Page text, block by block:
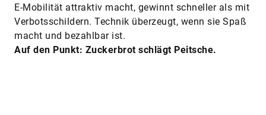
E-Mobilität attraktiv macht, gewinnt schneller als mit
Verbotsschildern. Technik überzeugt, wenn sie Spaß
macht und bezahlbar ist.
Auf den Punkt: Zuckerbrot schlägt Peitsche.